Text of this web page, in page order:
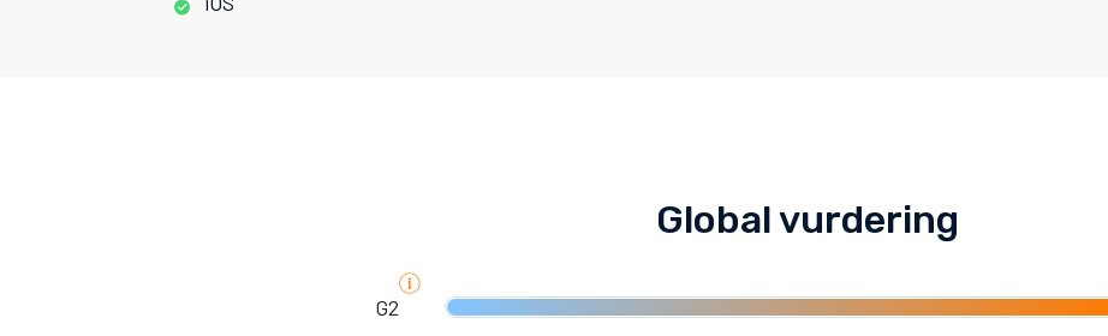
Global vurdering
G2